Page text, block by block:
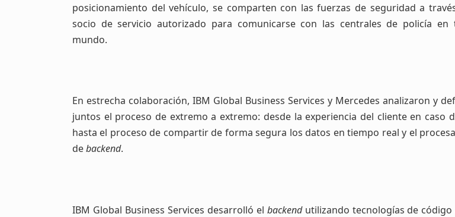
posicionamiento del vehículo, se comparten con las fuerzas de seguridad a
socio de servicio autorizado para comunicarse con las centrales de policía en
mundo.
En estrecha colaboración, IBM Global Business Services y Mercedes analizaron y
juntos el proceso de extremo a extremo: desde la experiencia del cliente en caso
hasta el proceso de compartir de forma segura los datos en tiempo real y el
debackend.
IBM Global Business Services desarrolló el backendutilizando tecnologías de código